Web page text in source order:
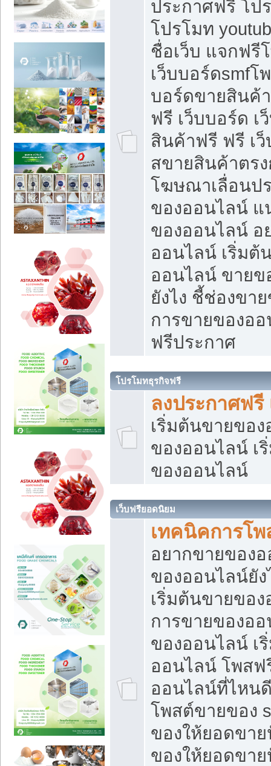
ประกาศฟรี โป
โปรโมท
ชื่อเว็บ แจกฟรี
เว็บบอร์ดsmfโ
บอร์ดขายสินค้
ฟรี เว็บบอร์ด เ
สินค้าฟรี ฟรี เ
สขายสินค้าตร
โฆษณาเลื่อนป
ของออนไลน์ แ
ของออนไลน์ อ
ออนไลน์ เริ่มต้
ออนไลน์ ขายข
ยังไง ชี้ช่องขา
การขายของออ
ฟรีประกาศ
โปรโมทธุรกิจฟรี
ลงประกาศฟรี
เริ่มต้นขายขอ
ของออนไลน์ เ
ของออนไลน์
เว็บฟรียอดนิยม
เทคนิคการโ
อยากขายของ
ของออนไลน์ยั
เริ่มต้นขายของ
การขายของอ
ของออนไลน์ เ
ออนไลน์ โพสฟ
ออนไลน์ที่ไหน
โพสต์ขายของ
ของให้ยอดขา
ของให้ยอดขา